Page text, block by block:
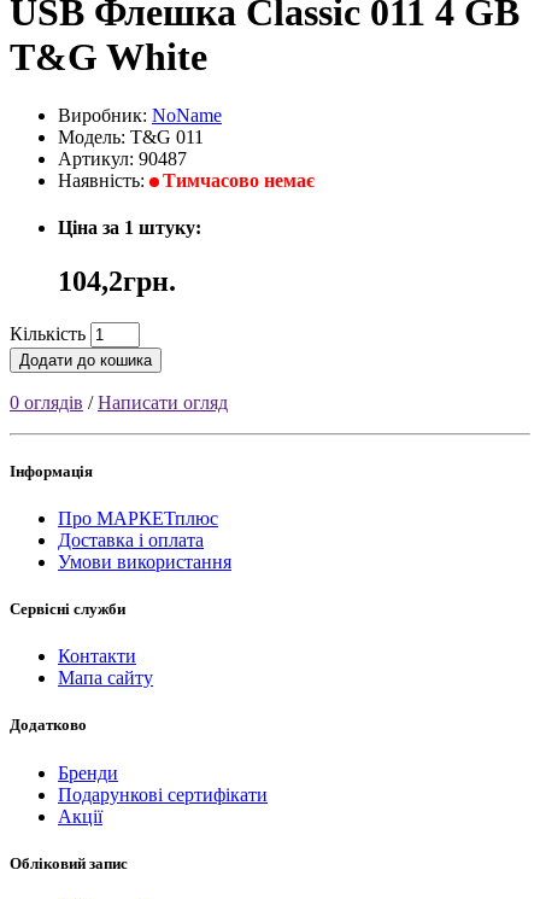
USB Флешка Classic 011 4 GB
T&G White
Виробник: NoName
Модель: T&G 011
Артикул: 90487
Наявність:
Тимчасово немає
Ціна за 1 штуку:
104,2грн.
Кількість
Додати до кошика
0 оглядів /Написати огляд
Інформація
Про МАРКЕТплюс
Доставка і оплата
Умови використання
Сервісні служби
Контакти
Мапа сайту
Додатково
Бренди
Подарункові сертифікати
Акції
Обліковий запис